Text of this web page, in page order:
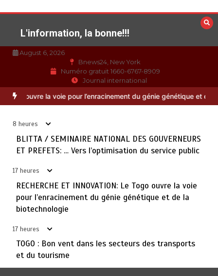
au
contenuL'information, la bonne!!!
August 6, 2026
Bnews24, New York
Numéro gratuit 1660-6767-8909
Journal international
… Vers l’optimisation du service public RECHERCHE ET
8 heures
BLITTA / SEMINAIRE NATIONAL DES GOUVERNEURS
ET PREFETS: … Vers l’optimisation du service public
17 heures
RECHERCHE ET INNOVATION: Le Togo ouvre la voie
pour l’enracinement du génie génétique et de la
biotechnologie
17 heures
TOGO : Bon vent dans les secteurs des transports
et du tourisme
3
TOGO : Bon vent dans les secteurs des transports et du
4
28 NOUVEAUX MAGISTRATS NOMMES : Vers une justice
plus rapide, plus performante et plus proche du citoyen
août 6, 2026
5
MARQUAGE DES PRODUITS PETROLIERS : Vers un
meilleur contrôle de la qualité des carburants mis en